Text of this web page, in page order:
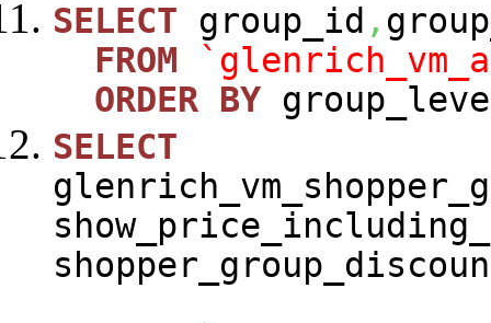
SELECT group_id ,
FROM
ORDER BY
SELECT